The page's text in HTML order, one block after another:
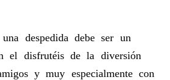
despedida debe ser un
el disfrutéis de la diversión
y muy especialmente con